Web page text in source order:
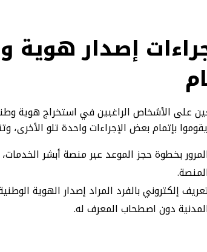
بإتمام بعض الإجراءات واحدة تلو الأخرى،
بخطوة حجز الموعد عبر منصة أبشر
إلكتروني بالفرد المراد إصدار الهوية
دون اصطحاب المعرف له.